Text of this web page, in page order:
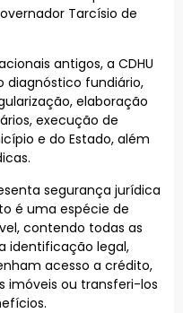
Tarcísio de
antigos, a CDHU
diagnóstico fundiário,
elaboração
execução de
e do Estado, além
segurança jurídica
é uma espécie de
contendo todas as
identificação legal,
acesso a crédito,
imóveis ou transferi-los